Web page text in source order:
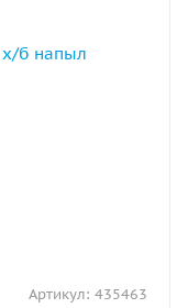
Артикул: 435463